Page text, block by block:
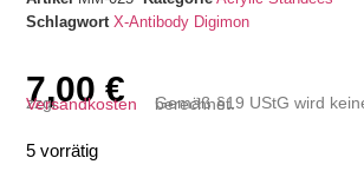
Schlagwort X-Antibody Digimon
7,00€
zzgl.
Versandkosten Gemäß §19 UStG wird keine Umsatzsteuer berechnet.
5 vorrätig